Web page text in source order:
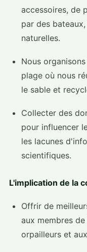
accessoires, de
par des
naturelles.
Nous
plage où nous
le sable et
Collecter des
pour influencer
les lacunes
scientifiques.
L'implication de la
Offrir de
aux membres
orpailleurs et